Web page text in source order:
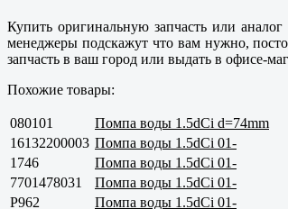
Купить оригинальную запчасть или
менеджеры подскажут что вам нужно,
запчасть в ваш город или выдать в офисе-
Похожие товары:
080101 Помпа воды 1.5dCi d=74mm
16132200003 Помпа воды 1.5dCi 01-
1746
Помпа воды 1.5dCi 01-
7701478031
Помпа воды 1.5dCi 01-
P962
Помпа воды 1.5dCi 01-